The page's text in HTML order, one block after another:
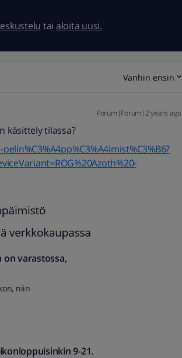
tai aloita uusi.
Vanhin ensin
Forum|Forum|2 years ago
käsittely tilassa?
on varastossa,
niin
9-21.